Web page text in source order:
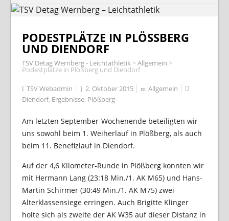
PODESTPLÄTZE IN PLÖSSBERG U
ND DIENDORF
TSV Detag Wernberg - Leichtathletik>Allgemein >
Podestplätze in Plößberg und Diendorf
TSV Webadmin 2. Oktober 2015
Allgemein
Diendorf, Ergebnisse, Plößberg
Am letzten September-Wochenende beteiligten wir
uns sowohl beim 1. Weiherlauf in Plößberg, als auch
beim 11. Benefizlauf in Diendorf.
Auf der 4,6 Kilometer-Runde in Plößberg konnten wir
mit Hermann Lang (23:18 Min./1. AK M65) und Hans-
Martin Schirmer (30:49 Min./1. AK M75) zwei
Alterklassensiege erringen. Auch Brigitte Klinger
holte sich als zweite der AK W35 auf dieser Distanz in